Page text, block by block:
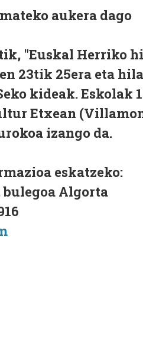
aukera dago
"Euskal Herriko
23tik 25era eta
kideak. Eskolak
Etxean
izango da.
eskatzeko:
bulegoa Algorta